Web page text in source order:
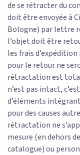
de se rétracter du
doit être envoyée à
Bologne) par lettre
l’objet doit être
les frais
pour le retour ne
rétractation est
n’est pas intact,
d’éléments
pour des causes
rétractation ne
mesure (en dehors
catalogue) ou